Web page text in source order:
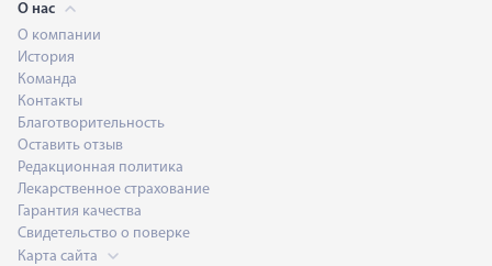
О нас
О компании
История
Команда
Контакты
Благотворительность
Оставить отзыв
Редакционная политика
Лекарственное страхование
Гарантия качества
Свидетельство о поверке
Карта сайта